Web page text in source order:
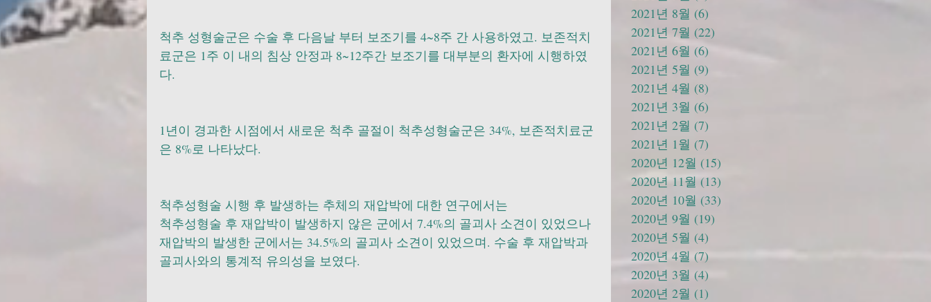
척추 성형술군은 수술 후 다음날 부터 보조기를 4~8주 간 사용하였고. 보존적치
료군은 1주 이 내의 침상 안정과 8~12주간 보조기를 대부분의 환자에 시행하였
다.
1년이 경과한 시점에서 새로운 척추 골절이 척추성형술군은 34%, 보존적치료군
은 8%로 나타났다.
척추성형술 시행 후 발생하는 추체의 재압박에 대한 연구에서는
척추성형술 후 재압박이 발생하지 않은 군에서 7.4%의 골괴사 소견이 있었으나
재압박의 발생한 군에서는 34.5%의 골괴사 소견이 있었으며. 수술 후 재압박과
골괴사와의 통계적 유의성을 보였다.
2021년 8월 (6)
2021년 7월 (22)
2021년 6월 (6)
2021년 5월 (9)
2021년 4월 (8)
2021년 3월 (6)
2021년 2월 (7)
2021년 1월 (7)
2020년 12월 (15)
2020년 11월 (13)
2020년 10월 (33)
2020년 9월 (19)
2020년 5월 (4)
2020년 4월 (7)
2020년 3월 (4)
2020년 2월 (1)